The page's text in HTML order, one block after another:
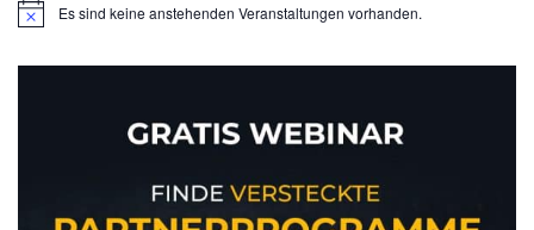
H
Es sind keine anstehenden Veranstaltungen vorhanden.